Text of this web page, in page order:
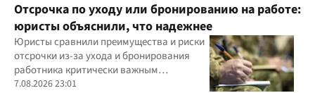
Отсрочка по уходу или бронированию на работе:
юристы объяснили, что надежнее
Юристы сравнили преимущества и риски
отсрочки из-за ухода и бронирования
работника критически важным
предприятием
7.08.2026 23:01